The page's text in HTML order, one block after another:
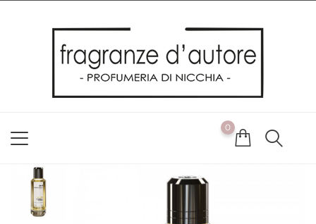
Utilizziamo i cookie per offrirti la migliore esperienza possibile
sul nostro sito web. Cliccando su OK, acconsenti alla nostra
politica sui cookie. Se desideri modificare le tue preferenze sui
cookie, puoi farlo
0